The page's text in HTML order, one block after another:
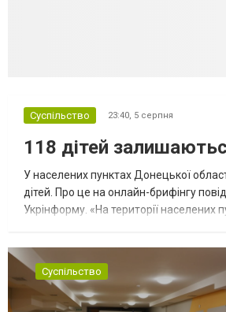
Суспільство 23:40, 5 серпня
118 дітей
У населених пунктах Донецької
дітей. Про це на онлайн-брифінгу
Укрінформу. «На території населених
Суспільство